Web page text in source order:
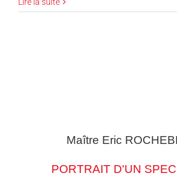
Maître Eric
PORTRAIT D'UN